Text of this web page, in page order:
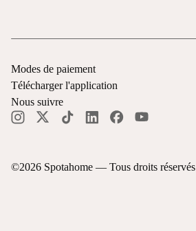
©2026 Spotahome — Tous droits réservés
Modes de paiement
Télécharger l'application
Nous suivre